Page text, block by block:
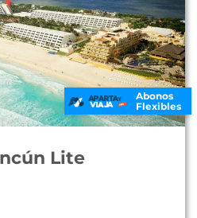
Abonos
Flexibles
Lite